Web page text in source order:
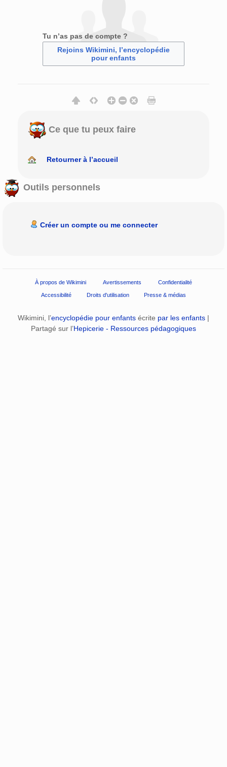
Tu n’as pas de compte ?
Rejoins Wikimini, l’encyclopédie
pour enfants
Ce que tu peux faire
Retourner à l’accueil
Outils personnels
Créer un compte ou me connecter
À propos de Wikimini Avertissements Confidentialité
Accessibilité Droits d'utilisation Presse & médias
Wikimini, l’encyclopédie pour enfants écrite par les enfants |
Partagé sur l’Hepicerie - Ressources pédagogiques